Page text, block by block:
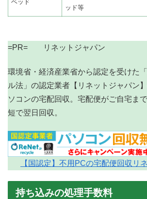
ベッド
ッド等
=PR= リネットジャパン
環境省・経済産業省から認定を受けた
ル法」の認定業者【リネットジャパン
ソコンの宅配回収。宅配便がご自宅ま
短で翌日回収。
【国認定】不用PCの宅配便回収リ
持ち込みの処理手数料